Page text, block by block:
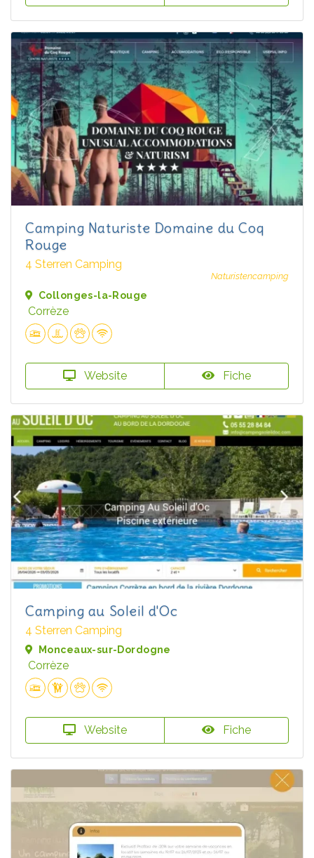
Camping Naturiste Domaine du Coq
Rouge
4 Sterren Camping
Naturistencamping
Collonges-la-Rouge
Corrèze
Website Fiche
Camping au Soleil d'Oc
4 Sterren Camping
Monceaux-sur-Dordogne
Corrèze
Website Fiche